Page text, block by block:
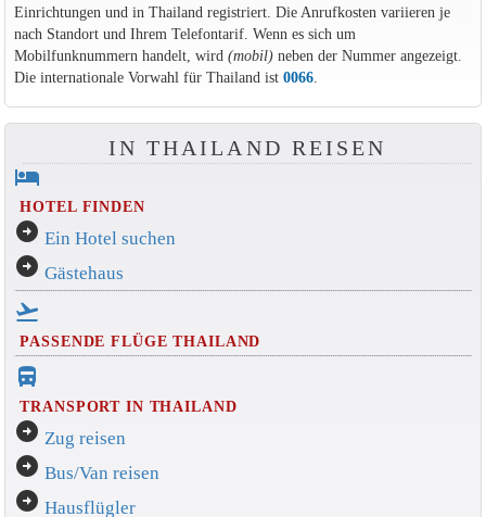
Einrichtungen und in Thailand registriert. Die Anrufkosten variieren je
nach Standort und Ihrem Telefontarif. Wenn es sich um
Mobilfunknummern handelt, wird (mobil)neben der Nummer angezeigt.
Die internationale Vorwahl für Thailand ist 0066.
IN THAILAND REISEN
hotel
HOTEL FINDEN
arrow_circle_right Ein Hotel suchen
arrow_circle_right Gästehaus
flight_takeoff
PASSENDE FLÜGE THAILAND
directions_bus_filled
TRANSPORT IN THAILAND
arrow_circle_right Zug reisen
arrow_circle_right Bus/Van reisen
arrow_circle_right Hausflügler